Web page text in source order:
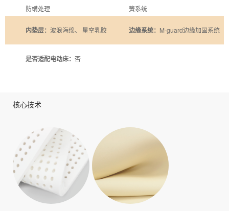
防螨处理
簧系统
内垫层： 波浪海绵、 星空乳胶 边缘系统： M-guard边缘加固系统
是否适配电动床： 否
核心技术